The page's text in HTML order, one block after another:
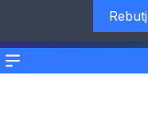
Menu